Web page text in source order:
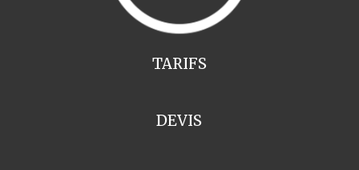
TARIFS
DEVIS